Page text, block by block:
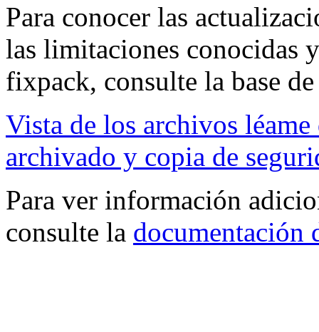
Para conocer las
las limitaciones conocidas
fixpack, consulte la base
Vista de los archivos
archivado y copia de
Para ver información
consulte la documentación